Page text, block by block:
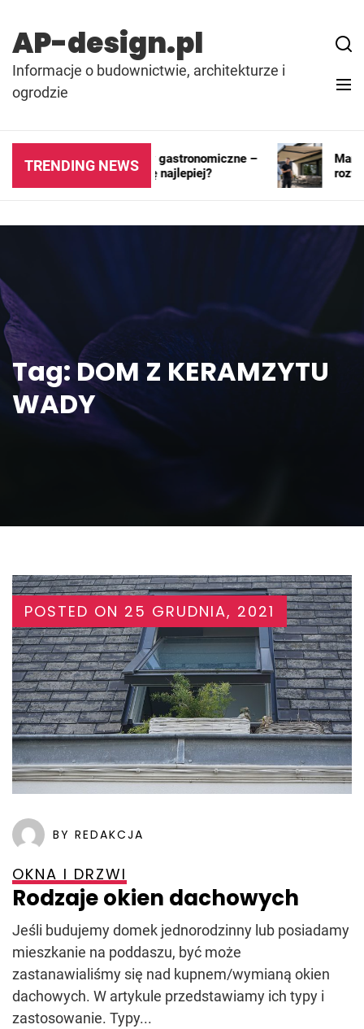
content
AP-design.pl
Informacje o budownictwie, architekturze i
ogrodzie
TRENDING NEWS
Kontenery i pawilony gastronomiczne –
gdzie sprawdzają się najlepiej?
Tag:DOM Z KERAMZYTU
WADY
POSTED ON 25 GRUDNIA, 2021
BY REDAKCJA
OKNA I DRZWI
Rodzaje okien dachowych
Jeśli budujemy domek jednorodzinny lub posiadamy
mieszkanie na poddaszu, być może
zastanawialiśmy się nad kupnem/wymianą okien
dachowych. W artykule przedstawiamy ich typy i
zastosowanie. Typy...